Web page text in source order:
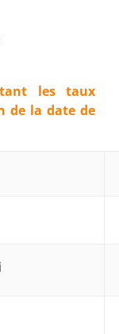
les taux
de la date de